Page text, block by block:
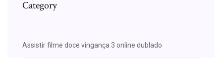
Category
Assistir filme doce vingança 3 online dublado